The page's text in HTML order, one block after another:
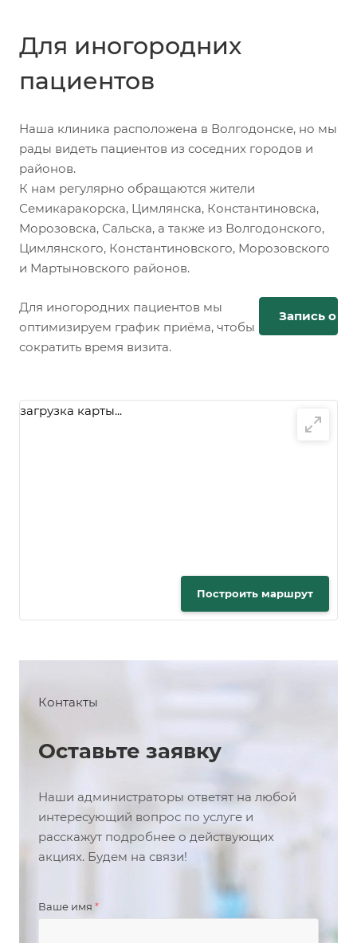
Для иногородних
пациентов
Наша клиника расположена в Волгодонске, но мы
рады видеть пациентов из соседних городов и
районов.
К нам регулярно обращаются жители
Семикаракорска, Цимлянска, Константиновска,
Морозовска, Сальска, а также из Волгодонского,
Цимлянского, Константиновского, Морозовского
и Мартыновского районов.
Для иногородних пациентов мы
оптимизируем график приёма, чтобы
сократить время визита.
Запись
загрузка карты...
Построить маршрут
Контакты
Оставьте заявку
Наши администраторы ответят на любой
интересующий вопрос по услуге и
расскажут подробнее о действующих
акциях. Будем на связи!
Ваше имя *